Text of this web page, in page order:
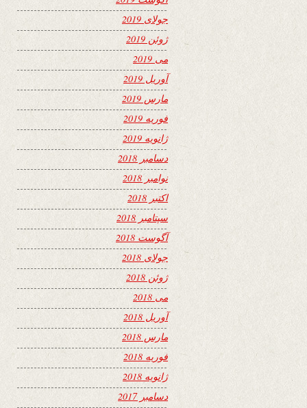
جولای 2019
ژوئن 2019
می 2019
آوریل 2019
مارس 2019
فوریه 2019
ژانویه 2019
دسامبر 2018
نوامبر 2018
اکتبر 2018
سپتامبر 2018
آگوست 2018
جولای 2018
ژوئن 2018
می 2018
آوریل 2018
مارس 2018
فوریه 2018
ژانویه 2018
دسامبر 2017